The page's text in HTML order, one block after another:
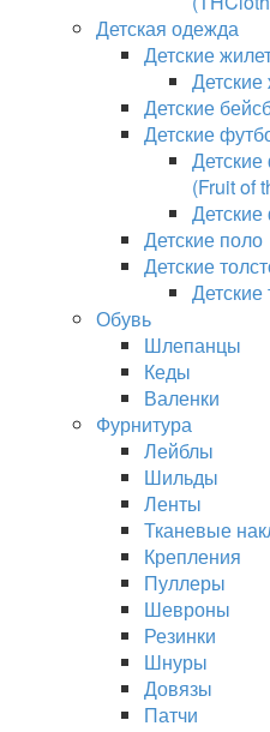
Детская одежда
Детские
Детские
Детские
(Fruit of
Детские поло
Детские
Детские
Обувь
Шлепанцы
Кеды
Валенки
Фурнитура
Лейблы
Шильды
Ленты
Тканевые
Крепления
Пуллеры
Шевроны
Резинки
Шнуры
Довязы
Патчи